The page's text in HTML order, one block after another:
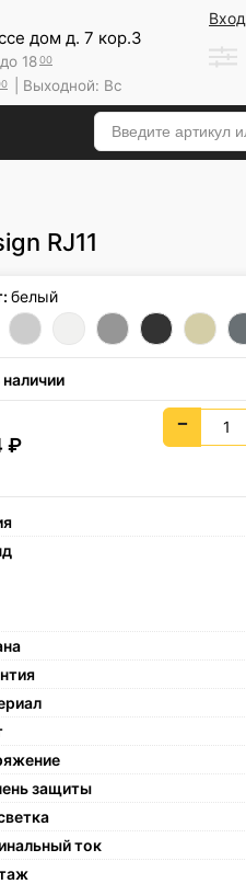
дом д. 7 кор.3
до 1800
| Выходной: Вс
Вход
RJ11
белый
наличии
₽
-
защиты
ток